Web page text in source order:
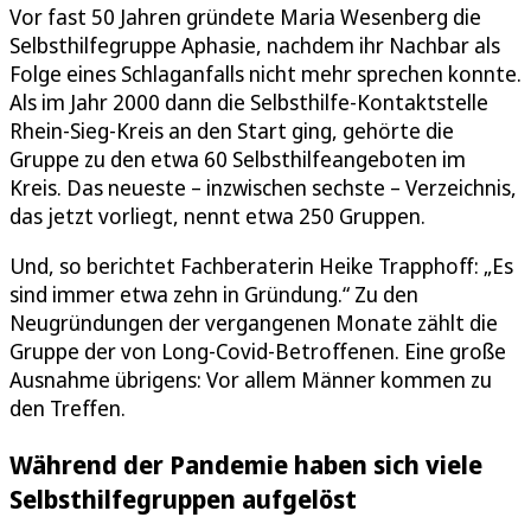
Vor fast 50 Jahren gründete Maria Wesenberg die
Selbsthilfegruppe Aphasie, nachdem ihr Nachbar als
Folge eines Schlaganfalls nicht mehr sprechen konnte.
Als im Jahr 2000 dann die Selbsthilfe-Kontaktstelle
Rhein-Sieg-Kreis an den Start ging, gehörte die
Gruppe zu den etwa 60 Selbsthilfeangeboten im
Kreis. Das neueste – inzwischen sechste – Verzeichnis,
das jetzt vorliegt, nennt etwa 250 Gruppen.
Und, so berichtet Fachberaterin Heike Trapphoff: „Es
sind immer etwa zehn in Gründung.“ Zu den
Neugründungen der vergangenen Monate zählt die
Gruppe der von Long-Covid-Betroffenen. Eine große
Ausnahme übrigens: Vor allem Männer kommen zu
den Treffen.
Während der Pandemie haben sich viele
Selbsthilfegruppen aufgelöst